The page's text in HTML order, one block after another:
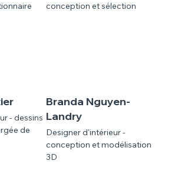
conception et sélection
- dessins
de
Branda Nguyen-
Landry
Designer d'intérieur -
conception et modélisation
3D